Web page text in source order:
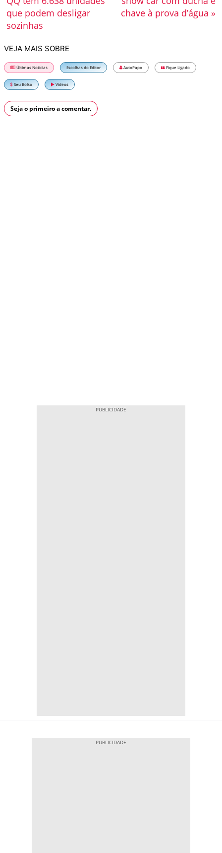
chave à prova d’água »
que podem desligar
sozinhas
VEJA MAIS SOBRE
Últimas Notícias Escolhas do Editor AutoPapo Fique Ligado
Seu Bolso Vídeos
Seja o primeiro a comentar.